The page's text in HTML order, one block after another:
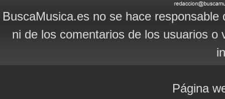
BuscaMusica.es no se hace
ni de los comentarios de los usuarios
Página